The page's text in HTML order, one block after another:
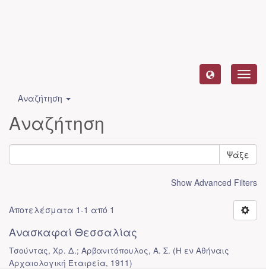
Αναζήτηση
Αναζήτηση
Ψάξε
Show Advanced Filters
Αποτελέσματα 1-1 από 1
Ανασκαφαί Θεσσαλίας
Τσούντας, Χρ. Δ.; Αρβανιτόπουλος, Α. Σ. (Η εν Αθήναις
Αρχαιολογική Εταιρεία, 1911)